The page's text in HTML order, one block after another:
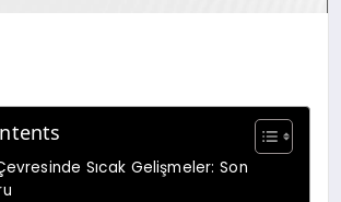
Sıcak Gelişmeler: Son